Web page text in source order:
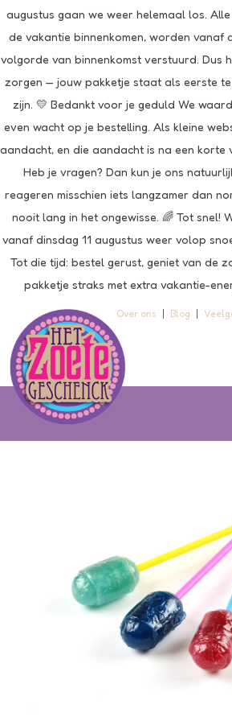
augustus gaan we weer helemaal los.
de vakantie binnenkomen, worden vanaf
volgorde van binnenkomst verstuurd. Dus
zorgen — jouw pakketje staat als eerste
zijn. 💛 Bedankt voor je geduld We
even wacht op je bestelling. Als kleine
aandacht, en die aandacht is na een korte
Heb je vragen? Dan kun je ons
reageren misschien iets langzamer dan
nooit lang in het ongewisse. 🌈 Tot snel!
vanaf dinsdag 11 augustus weer volop
Tot die tijd: bestel gerust, geniet van de
pakketje straks met extra vakantie-
Over ons Blog